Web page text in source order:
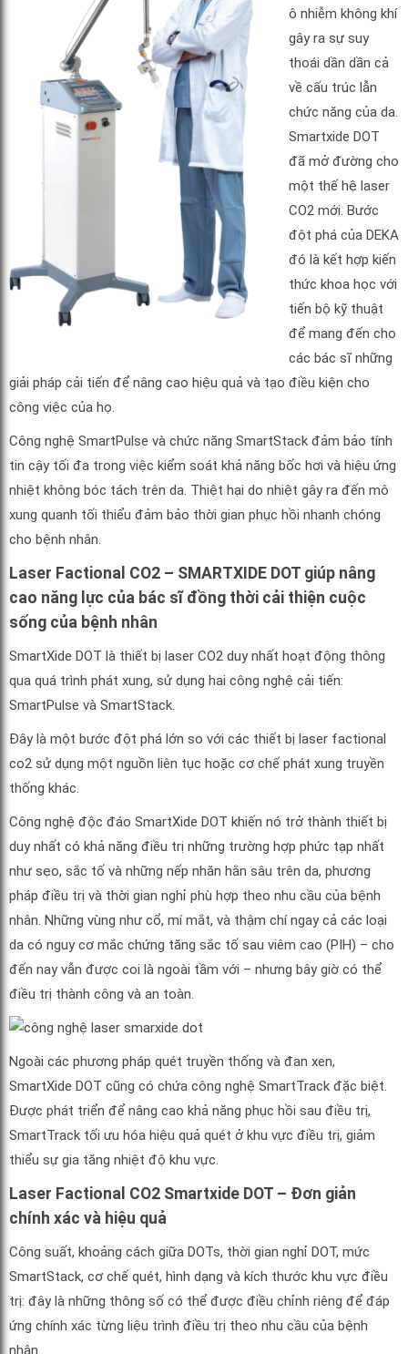
ô nhiễm không khí
gây ra sự suy
thoái dần dần cả
về cấu trúc lẫn
chức năng của da.
Smartxide DOT
đã mở đường cho
một thế hệ laser
CO2 mới. Bước
đột phá của DEKA
đó là kết hợp kiến
thức khoa học với
tiến bộ kỹ thuật
để mang đến cho
các bác sĩ những
giải pháp cải tiến để nâng cao hiệu quả và tạo điều kiện cho
công việc của họ.
Công nghệ SmartPulse và chức năng SmartStack đảm bảo tính
tin cậy tối đa trong việc kiểm soát khả năng bốc hơi và hiệu ứng
nhiệt không bóc tách trên da. Thiệt hại do nhiệt gây ra đến mô
xung quanh tối thiểu đảm bảo thời gian phục hồi nhanh chóng
cho bệnh nhân.
Laser Factional CO2 – SMARTXIDE DOT giúp nâng
cao năng lực của bác sĩ đồng thời cải thiện cuộc
sống của bệnh nhân
SmartXide DOT là thiết bị laser CO2 duy nhất hoạt động thông
qua quá trình phát xung, sử dụng hai công nghệ cải tiến:
SmartPulse và SmartStack.
Đây là một bước đột phá lớn so với các thiết bị laser factional
co2 sử dụng một nguồn liên tục hoặc cơ chế phát xung truyền
thống khác.
Công nghệ độc đáo SmartXide DOT khiến nó trở thành thiết bị
duy nhất có khả năng điều trị những trường hợp phức tạp nhất
như sẹo, sắc tố và những nếp nhăn hằn sâu trên da, phương
pháp điều trị và thời gian nghỉ phù hợp theo nhu cầu của bệnh
nhân. Những vùng như cổ, mí mắt, và thậm chí ngay cả các loại
da có nguy cơ mắc chứng tăng sắc tố sau viêm cao (PIH) – cho
đến nay vẫn được coi là ngoài tầm với – nhưng bây giờ có thể
điều trị thành công và an toàn.
Ngoài các phương pháp quét truyền thống và đan xen,
SmartXide DOT cũng có chứa công nghệ SmartTrack đặc biệt.
Được phát triển để nâng cao khả năng phục hồi sau điều trị,
SmartTrack tối ưu hóa hiệu quả quét ở khu vực điều trị, giảm
thiểu sự gia tăng nhiệt độ khu vực.
Laser Factional CO2 Smartxide DOT – Đơn giản
chính xác và hiệu quả
Công suất, khoảng cách giữa DOTs, thời gian nghỉ DOT, mức
SmartStack, cơ chế quét, hình dạng và kích thước khu vực điều
trị: đây là những thông số có thể được điều chỉnh riêng để đáp
ứng chính xác từng liệu trình điều trị theo nhu cầu của bệnh
nhân.